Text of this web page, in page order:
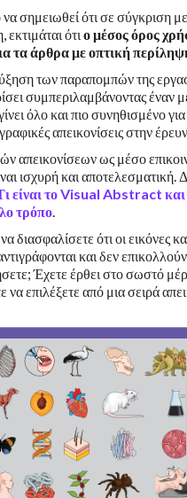
να σημειωθεί ότι σε σύγκριση
ότι ο μέσος όρος
τα άρθρα με οπτική
των παραπομπών της
συμπεριλαμβάνοντας έναν
όλο και πιο συνηθισμένο
απεικονίσεις στην
απεικονίσεων ως μέσο
ισχυρή και αποτελεσματική.
είναι το Visual Abstract και
τρόπο.
διασφαλίσετε ότι οι εικόνες
και δεν
Έχετε έρθει στο σωστό
να επιλέξετε από μια σειρά